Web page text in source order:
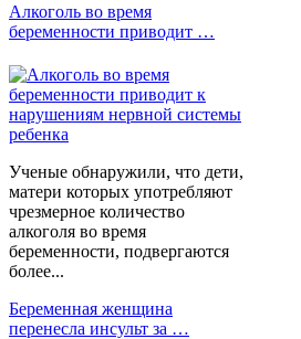
Алкоголь во время
беременности приводит …
Ученые обнаружили, что дети,
матери которых употребляют
чрезмерное количество
алкоголя во время
беременности, подвергаются
более...
Беременная женщина
перенесла инсульт за …